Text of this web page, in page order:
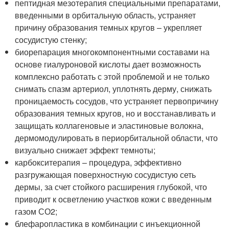
пептидная мезотерапия специальными препаратами,
введенными в орбитальную область, устраняет
причину образования темных кругов – укрепляет
сосудистую стенку;
биорепарация многокомпонентными составами на
основе гиалуроновой кислоты дает возможность
комплексно работать с этой проблемой и не только
снимать спазм артериол, уплотнять дерму, снижать
проницаемость сосудов, что устраняет первопричину
образования темных кругов, но и восстанавливать и
защищать коллагеновые и эластиновые волокна,
дермомодулировать в периорбитальной области, что
визуально снижает эффект темноты;
карбокситерапия – процедура, эффективно
разгружающая поверхностную сосудистую сеть
дермы, за счет стойкого расширения глубокой, что
приводит к осветлению участков кожи с введенным
газом СО2;
блефаропластика в комбинации с инъекционной